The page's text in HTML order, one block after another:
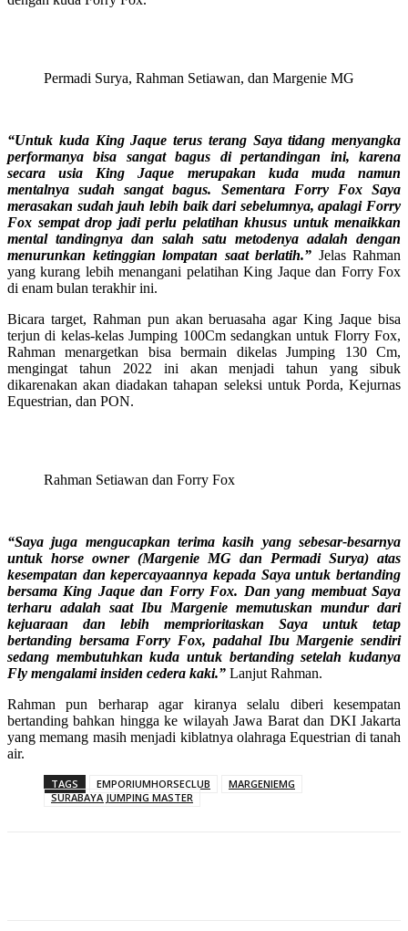
Permadi Surya, Rahman Setiawan, dan Margenie MG
“Untuk kuda King Jaque terus terang Saya tidang menyangka
performanya bisa sangat bagus di pertandingan ini, karena
secara usia King Jaque merupakan kuda muda namun
mentalnya sudah sangat bagus. Sementara Forry Fox Saya
merasakan sudah jauh lebih baik dari sebelumnya, apalagi Forry
Fox sempat drop jadi perlu pelatihan khusus untuk menaikkan
mental tandingnya dan salah satu metodenya adalah dengan
menurunkan ketinggian lompatan saat berlatih.” Jelas Rahman
yang kurang lebih menangani pelatihan King Jaque dan Forry Fox
di enam bulan terakhir ini.
Bicara target, Rahman pun akan beruasaha agar King Jaque bisa
terjun di kelas-kelas Jumping 100Cm sedangkan untuk Florry Fox,
Rahman menargetkan bisa bermain dikelas Jumping 130 Cm,
mengingat tahun 2022 ini akan menjadi tahun yang sibuk
dikarenakan akan diadakan tahapan seleksi untuk Porda, Kejurnas
Equestrian, dan PON.
Rahman Setiawan dan Forry Fox
“Saya juga mengucapkan terima kasih yang sebesar-besarnya
untuk horse owner (Margenie MG dan Permadi Surya) atas
kesempatan dan kepercayaannya kepada Saya untuk bertanding
bersama King Jaque dan Forry Fox. Dan yang membuat Saya
terharu adalah saat Ibu Margenie memutuskan mundur dari
kejuaraan dan lebih memprioritaskan Saya untuk tetap
bertanding bersama Forry Fox, padahal Ibu Margenie sendiri
sedang membutuhkan kuda untuk bertanding setelah kudanya
Fly mengalami insiden cedera kaki.” Lanjut Rahman.
Rahman pun berharap agar kiranya selalu diberi kesempatan
bertanding bahkan hingga ke wilayah Jawa Barat dan DKI Jakarta
yang memang masih menjadi kiblatnya olahraga Equestrian di tanah
air.
TAGS EMPORIUMHORSECLUB
MARGENIEMG
SURABAYA JUMPING MASTER